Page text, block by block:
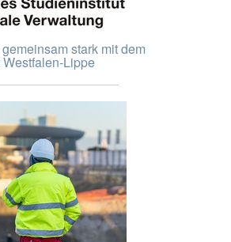
stark mit dem
Lippe